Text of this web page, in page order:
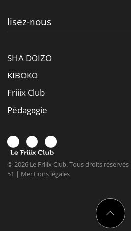
lisez-nous
SHA DOIZO
KIBOKO
Friiix Club
Pédagogie
© 2026 Le Friiix Club. Tous droits
51 | Mentions légales